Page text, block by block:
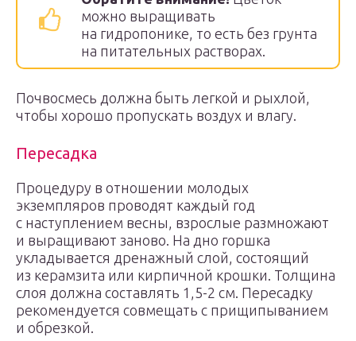
можно выращивать
на гидропонике, то есть без грунта
на питательных растворах.
Почвосмесь должна быть легкой и рыхлой,
чтобы хорошо пропускать воздух и влагу.
Пересадка
Процедуру в отношении молодых
экземпляров проводят каждый год
с наступлением весны, взрослые размножают
и выращивают заново. На дно горшка
укладывается дренажный слой, состоящий
из керамзита или кирпичной крошки. Толщина
слоя должна составлять 1,5-2 см. Пересадку
рекомендуется совмещать с прищипыванием
и обрезкой.